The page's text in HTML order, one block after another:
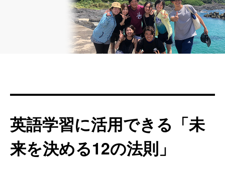
英語学習に活用できる「未
来を決める12の法則」